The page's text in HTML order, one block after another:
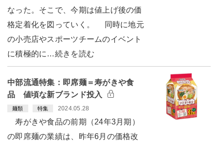
なった。そこで、今期は値上げ後の価
格定着化を図っていく。 同時に地元
の小売店やスポーツチームのイベント
に積極的に…続きを読む
中部流通特集：即席麺＝寿がきや食
品 値頃な新ブランド投入
麺類 特集 2024.05.28
寿がきや食品の前期（24年3月期）
の即席麺の業績は、昨年6月の価格改